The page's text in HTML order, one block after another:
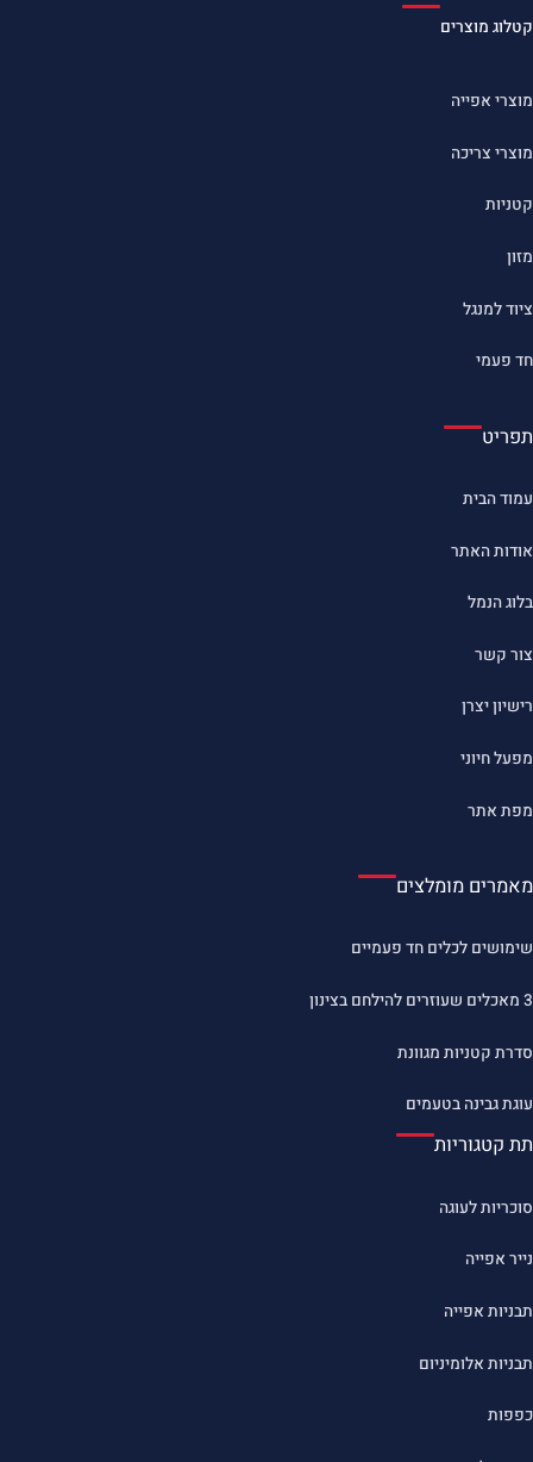
קטלוג מוצרים
מוצרי אפייה
מוצרי צריכה
קטניות
מזון
ציוד למנגל
חד פעמי
תפריט
עמוד הבית
אודות האתר
בלוג הנמל
צור קשר
רישיון יצרן
מפעל חיוני
מפת אתר
מאמרים מומלצים
שימושים לכלים חד פעמיים
3 מאכלים שעוזרים להילחם בצינון
סדרת קטניות מגוונת
עוגת גבינה בטעמים
תת קטגוריות
סוכריות לעוגה
נייר אפייה
תבניות אפייה
תבניות אלומיניום
כפפות